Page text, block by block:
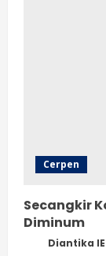
Cerpen
Secangkir
Diminum
Diantika IE